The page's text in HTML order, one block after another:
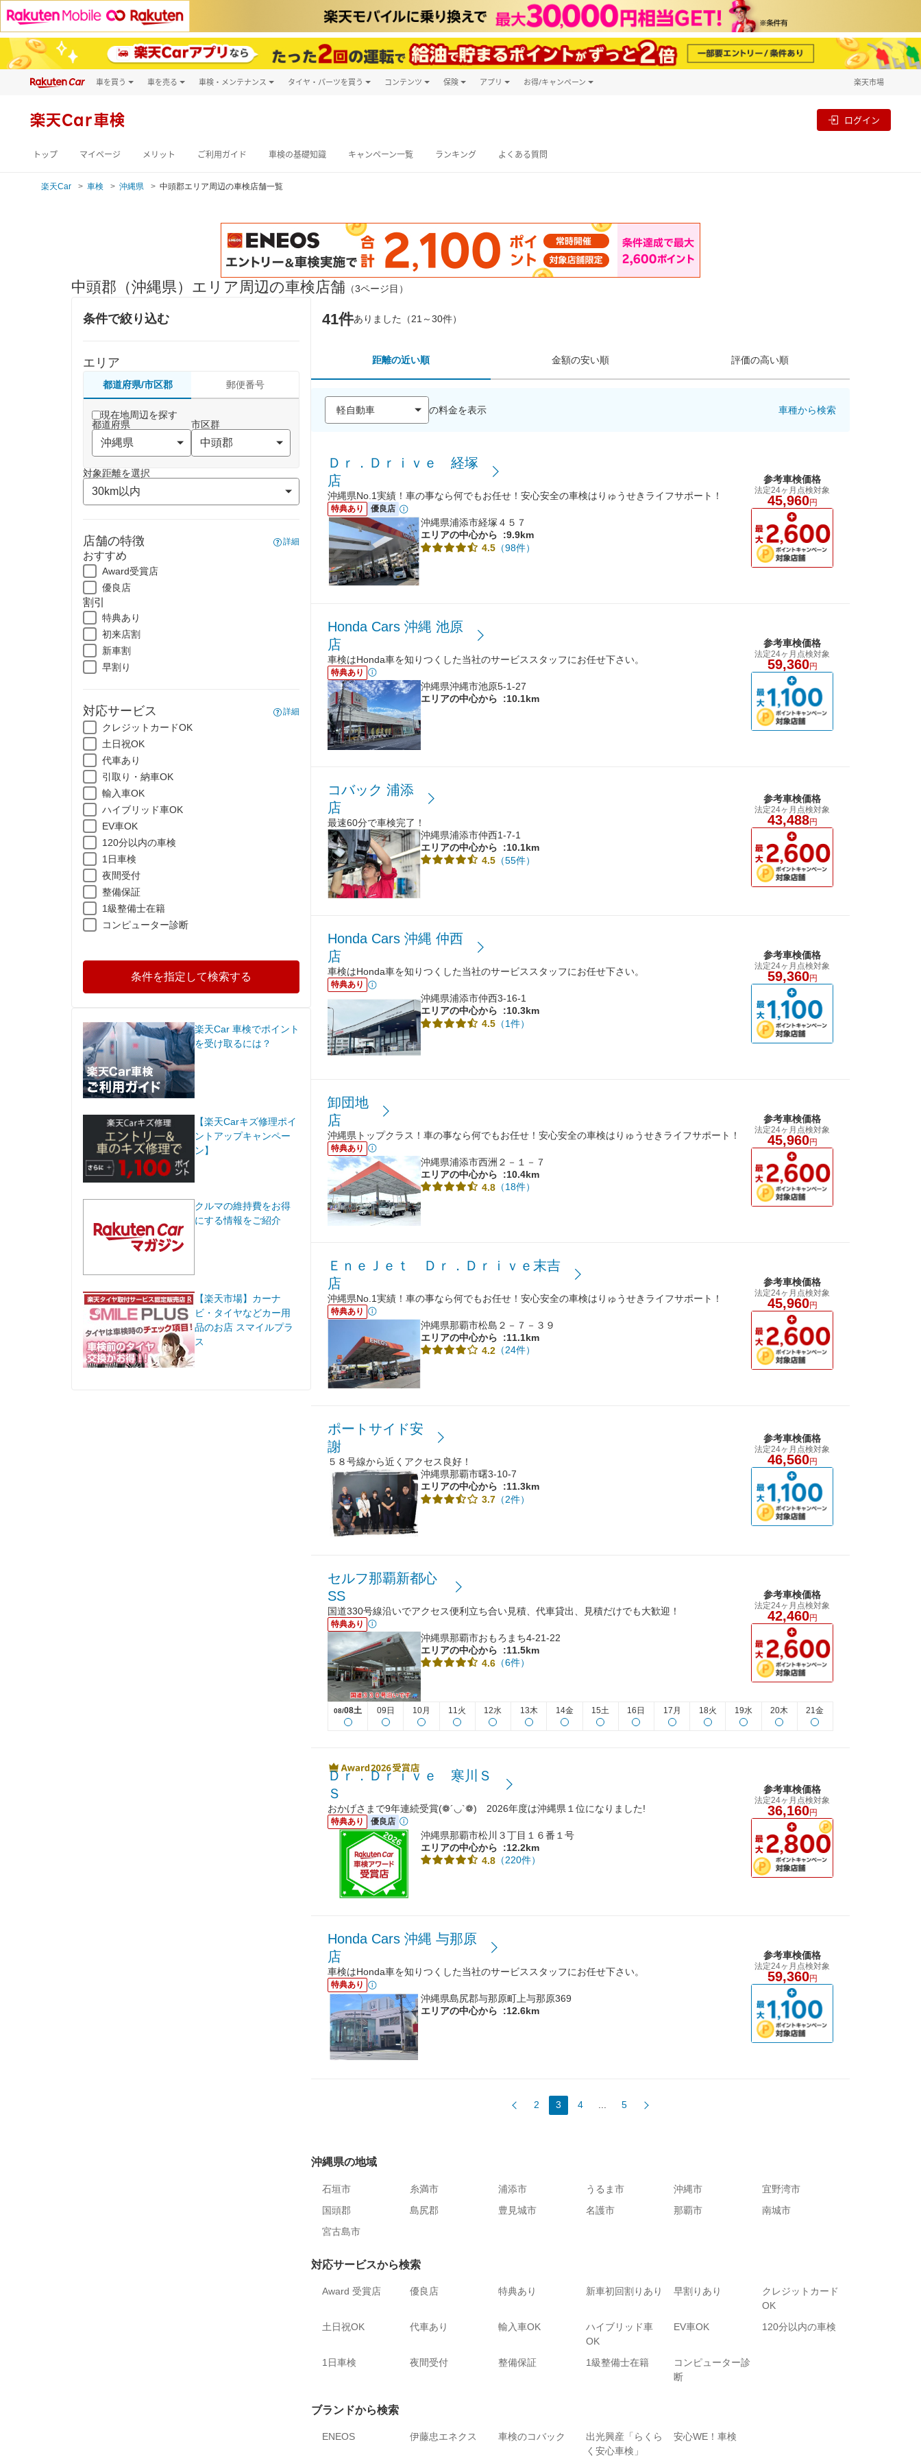
車を買う
新車
車を売る 車検・メンテナンス タイヤ・パーツを買う コンテンツ 保険 アプリ お得/キャンペーン 楽天市場
楽天Car車検 ログイン
トップ マイページ メリット ご利用ガイド 車検の基礎知識 キャンペーン一覧 ランキング よくある質問
楽天Car 車検 沖縄県 中頭郡エリア周辺の車検店舗一覧
中頭郡（沖縄県）エリア周辺の車検店舗 （3ページ目）
条件で絞り込む
エリア
都道府県/市区郡 郵便番号
現在地周辺を探す
都道府県
市区群
対象距離を選択
店舗の特徴 詳細
おすすめ
Award受賞店
優良店
割引
特典あり
初来店割
新車割
早割り
対応サービス 詳細
クレジットカードOK
土日祝OK
代車あり
引取り・納車OK
輸入車OK
ハイブリッド車OK
EV車OK
120分以内の車検
1日車検
夜間受付
整備保証
1級整備士在籍
コンピューター診断
条件を指定して検索する
楽天Car 車検でポイント
を受け取るには？
【楽天Carキズ修理ポイ
ントアップキャンペー
ン】
クルマの維持費をお得
にする情報をご紹介
【楽天市場】カーナ
ビ・タイヤなどカー用
品のお店 スマイルプラ
ス
41件ありました（21～30件）
距離の近い順 金額の安い順 評価の高い順
の料金を表示 車種から検索
Ｄｒ．Ｄｒｉｖｅ 経塚
店
沖縄県No.1実績！車の事なら何でもお任せ！安心安全の車検はりゅうせきライフサポート！
特典あり 優良店
沖縄県浦添市経塚４５７
エリアの中心から
:9.9km
4.5 （98件）
参考車検価格
法定24ヶ月点検対象
45,960円
Honda Cars 沖縄 池原
店
車検はHonda車を知りつくした当社のサービススタッフにお任せ下さい。
特典あり
沖縄県沖縄市池原5-1-27
エリアの中心から
:10.1km
参考車検価格
法定24ヶ月点検対象
59,360円
コバック 浦添
店
最速60分で車検完了！
沖縄県浦添市仲西1-7-1
エリアの中心から
:10.1km
4.5 （55件）
参考車検価格
法定24ヶ月点検対象
43,488円
Honda Cars 沖縄 仲西
店
車検はHonda車を知りつくした当社のサービススタッフにお任せ下さい。
特典あり
沖縄県浦添市仲西3-16-1
エリアの中心から
:10.3km
4.5 （1件）
参考車検価格
法定24ヶ月点検対象
59,360円
卸団地
店
沖縄県トップクラス！車の事なら何でもお任せ！安心安全の車検はりゅうせきライフサポート！
特典あり
沖縄県浦添市西洲２－１－７
エリアの中心から
:10.4km
4.8 （18件）
参考車検価格
法定24ヶ月点検対象
45,960円
ＥｎｅＪｅｔ Ｄｒ．Ｄｒｉｖｅ末吉
店
沖縄県No.1実績！車の事なら何でもお任せ！安心安全の車検はりゅうせきライフサポート！
特典あり
沖縄県那覇市松島２－７－３９
エリアの中心から
:11.1km
4.2 （24件）
参考車検価格
法定24ヶ月点検対象
45,960円
ポートサイド安
謝
５８号線から近くアクセス良好！
沖縄県那覇市曙3-10-7
エリアの中心から
:11.3km
3.7 （2件）
参考車検価格
法定24ヶ月点検対象
46,560円
セルフ那覇新都心
SS
国道330号線沿いでアクセス便利立ち合い見積、代車貸出、見積だけでも大歓迎！
特典あり
沖縄県那覇市おもろまち4-21-22
エリアの中心から
:11.5km
4.6 （6件）
参考車検価格
法定24ヶ月点検対象
42,460円
08/08土 09日 10月 11火 12水 13木 14金 15土 16日 17月 18火 19水 20木 21金
Ｄｒ．Ｄｒｉｖｅ 寒川Ｓ
Ｓ
おかげさまで9年連続受賞(❁´◡`❁) 2026年度は沖縄県１位になりました!
特典あり 優良店
沖縄県那覇市松川３丁目１６番１号
エリアの中心から
:12.2km
4.8 （220件）
参考車検価格
法定24ヶ月点検対象
36,160円
Honda Cars 沖縄 与那原
店
車検はHonda車を知りつくした当社のサービススタッフにお任せ下さい。
特典あり
沖縄県島尻郡与那原町上与那原369
エリアの中心から
:12.6km
参考車検価格
法定24ヶ月点検対象
59,360円
2 3 4 ... 5
沖縄県の地域
石垣市 糸満市 浦添市 うるま市 沖縄市
宜野湾市
国頭郡
島尻郡 豊見城市 名護市 那覇市
南城市
宮古島市
対応サービスから検索
Award 受賞店 優良店 特典あり 新車初回割りあり 早割りあり
クレジットカード
OK
土日祝OK
代車あり 輸入車OK
ハイブリッド車
OK
EV車OK 120分以内の車検
1日車検 夜間受付 整備保証 1級整備士在籍
コンピューター診
断
ブランドから検索
ENEOS 伊藤忠エネクス 車検のコバック
出光興産「らくら
く安心車検」
安心WE！車検